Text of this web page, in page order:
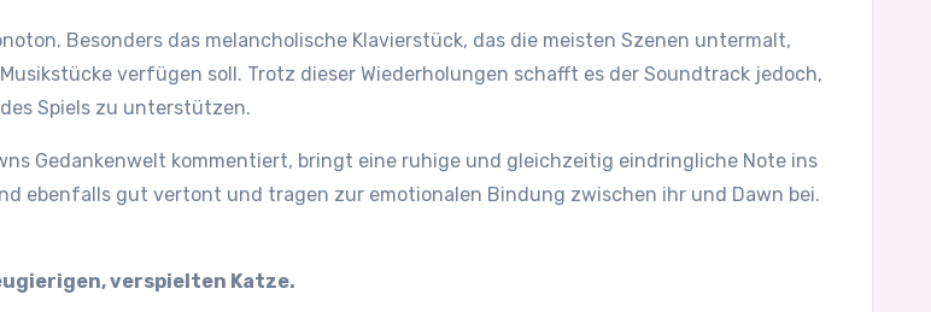
Besonders das melancholische Klavierstück, das die meisten Szenen untermalt,
verfügen soll. Trotz dieser Wiederholungen schafft es der Soundtrack jedoch,
Spiels zu unterstützen.
Gedankenwelt kommentiert, bringt eine ruhige und gleichzeitig eindringliche Note ins
ebenfalls gut vertont und tragen zur emotionalen Bindung zwischen ihr und Dawn bei.
verspielten Katze.